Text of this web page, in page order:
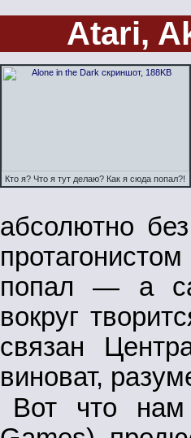
Atari,
Кто я? Что я тут делаю? Как я сюда попал?!
абсолютно
попал — а
вокруг
связан
виноват,
Вот что